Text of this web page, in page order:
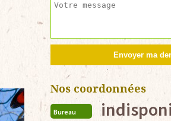
Nos coordonnées
Bureau